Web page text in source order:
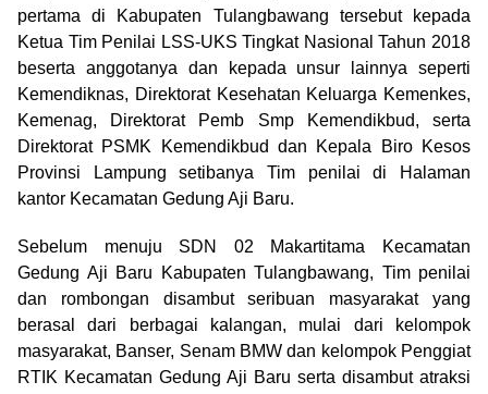
pertama di Kabupaten Tulangbawang tersebut kepada
Ketua Tim Penilai LSS-UKS Tingkat Nasional Tahun 2018
beserta anggotanya dan kepada unsur lainnya seperti
Kemendiknas, Direktorat Kesehatan Keluarga Kemenkes,
Kemenag, Direktorat Pemb Smp Kemendikbud, serta
Direktorat PSMK Kemendikbud dan Kepala Biro Kesos
Provinsi Lampung setibanya Tim penilai di Halaman
kantor Kecamatan Gedung Aji Baru.
Sebelum menuju SDN 02 Makartitama Kecamatan
Gedung Aji Baru Kabupaten Tulangbawang, Tim penilai
dan rombongan disambut seribuan masyarakat yang
berasal dari berbagai kalangan, mulai dari kelompok
masyarakat, Banser, Senam BMW dan kelompok Penggiat
RTIK Kecamatan Gedung Aji Baru serta disambut atraksi